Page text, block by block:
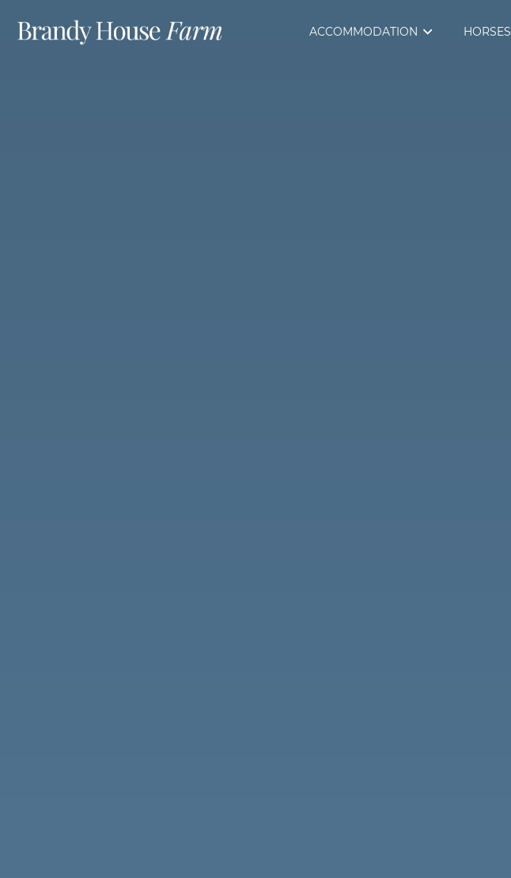
ACCOMMODATION HORSES